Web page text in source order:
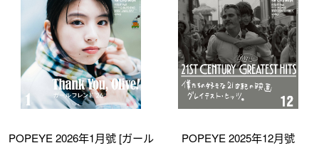
POPEYE 2026年1月號 [ガール
POPEYE 2025年12月號